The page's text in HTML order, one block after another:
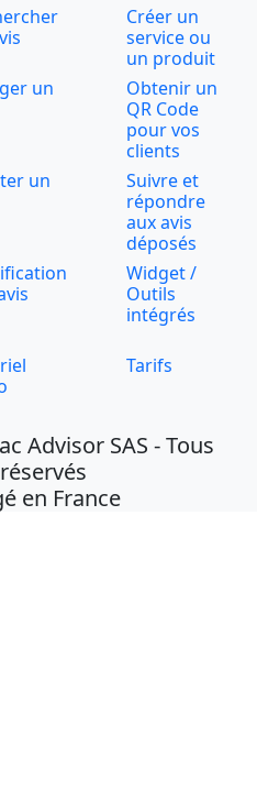
Créer un
service ou
un produit
un
Obtenir un
QR Code
pour vos
clients
un
Suivre et
répondre
aux avis
déposés
Widget /
Outils
intégrés
Tarifs
Advisor SAS - Tous
en France